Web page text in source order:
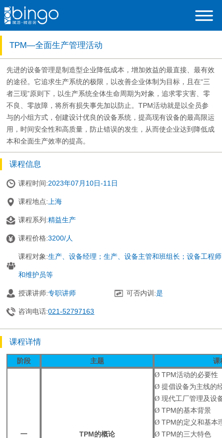
TPM—全面生产管理活动
先进的设备管理是制造型企业降低成本，增加效益的最直接、最有效
的途径。它追求生产系统的极限，以改善企业体制为目标，且在“三
者三现”原则下，以生产系统全体生命周期为对象，追求零灾害、零
不良、零故障，将所有损失事先加以防止。TPM活动就是以全员参
与的小组方式，创建设计优良的设备系统，提高现有设备的最高限运
用，时间安全性和高质量，防止错误的发生，从而使企业达到降低成
本和全面生产效率的提高。
课程信息
课程时间:2023年07月10日-11日
课程地点: 上海
课程系列:精益生产
课程价格:3200/人
课程对象:生产、设备经理；生产、设备主管和班组长；设备工程师
和维护员等
授课讲师:专职讲师 可否内训:是
咨询电话:021-52797163
课程详情
阶段 主题 课
一 TPM的概论
Ø TPM活动的必要性
Ø 提倡设备为主线的
Ø 现代工厂管理及设
Ø TPM的基本背景
Ø TPM的定义和基本
Ø TPM的三大特色